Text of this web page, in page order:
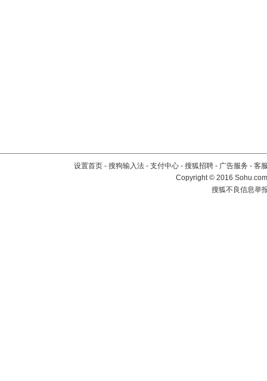
设置首页 - 搜狗输入法 - 支付中心 - 搜狐招聘 - 广告服务 - 客
Copyright©2016
搜狐不良信息举